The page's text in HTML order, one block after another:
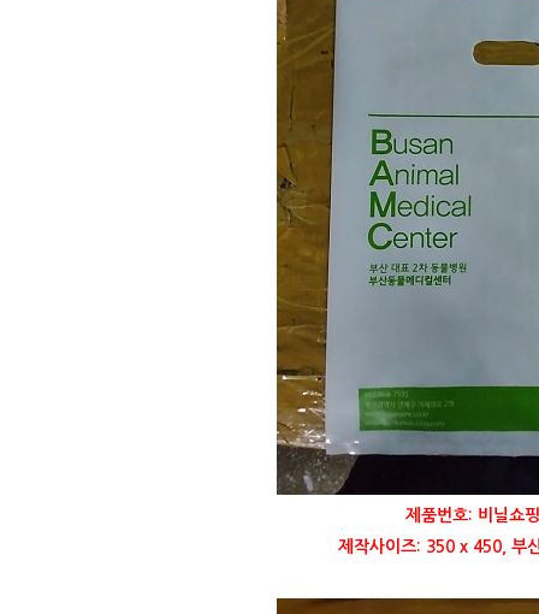
제품번호: 비닐쇼
제작사이즈: 350 x 450, 부